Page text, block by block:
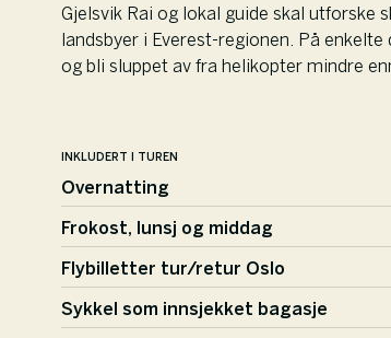
Gjelsvik Rai og lokal guide skal utforske
landsbyer i Everest-regionen. På
og bli sluppet av fra helikopter mindre
INKLUDERT I TUREN
Overnatting
Frokost, lunsj og middag
Flybilletter tur/retur Oslo
Sykkel som innsjekket bagasje